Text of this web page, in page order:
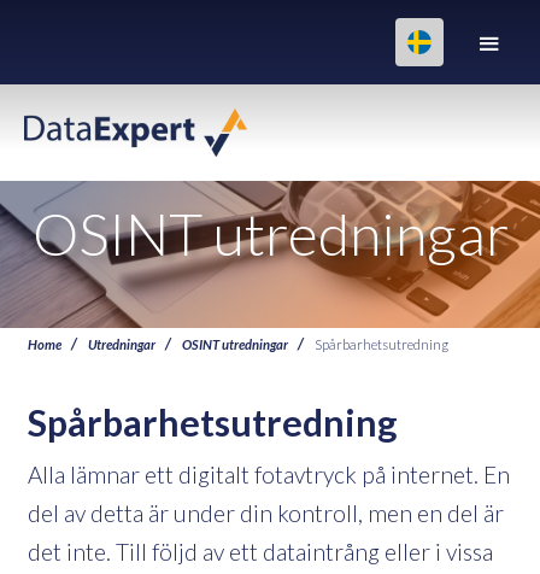
OSINT utredningar
Home Utredningar OSINT utredningar Spårbarhetsutredning
Spårbarhetsutredning
Alla lämnar ett digitalt fotavtryck på internet. En
del av detta är under din kontroll, men en del är
det inte. Till följd av ett dataintrång eller i vissa